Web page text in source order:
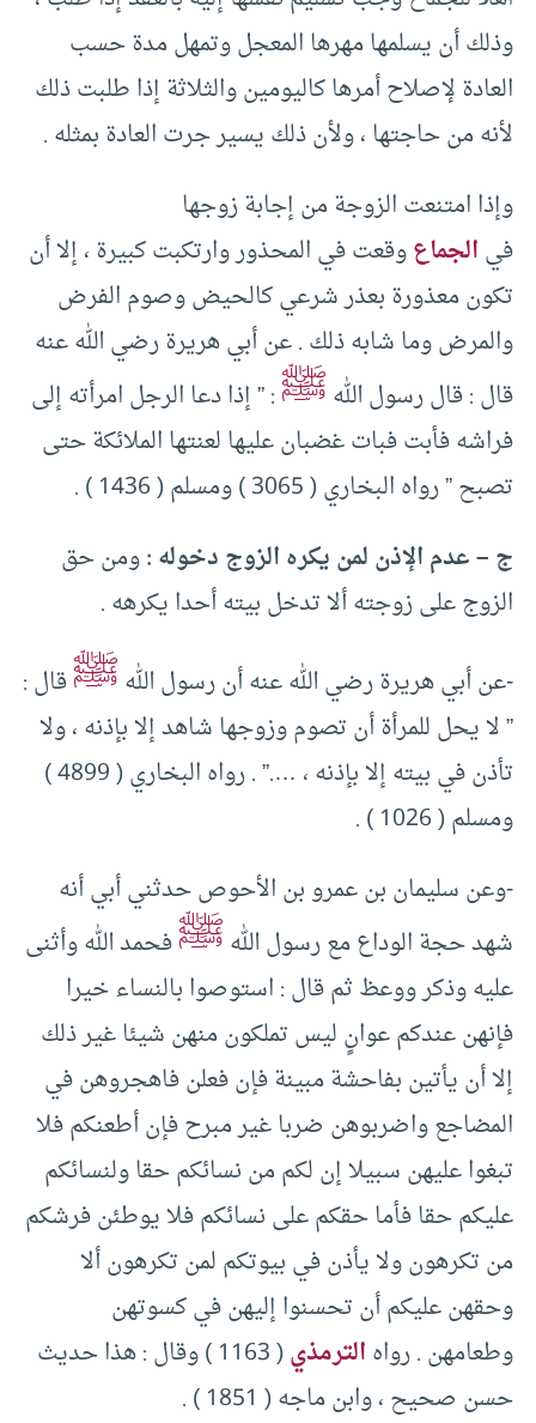
وذلك أن يسلمها مهرها المعجل وتمهل مدة حسب
العادة لإصلاح أمرها كاليومين والثلاثة إذا طلبت ذلك
لأنه من حاجتها ، ولأن ذلك يسير جرت العادة بمثله .
وإذا امتنعت الزوجة من إجابة زوجها
فيالجماعوقعت في المحذور وارتكبت كبيرة ، إلا أن
تكون معذورة بعذر شرعي كالحيض وصوم الفرض
والمرض وما شابه ذلك . عن أبي هريرة رضي الله عنه
قال : قال رسول اللهﷺ: ” إذا دعا الرجل امرأته إلى
فراشه فأبت فبات غضبان عليها لعنتها الملائكة حتى
تصبح ” رواه البخاري ( 3065 ) ومسلم ( 1436 ) .
ج – عدم الإذن لمن يكره الزوج دخوله :ومن حق
الزوج على زوجته ألا تدخل بيته أحدا يكرهه .
-عن أبي هريرة رضي الله عنه أن رسول اللهﷺقال :
” لا يحل للمرأة أن تصوم وزوجها شاهد إلا بإذنه ، ولا
تأذن في بيته إلا بإذنه ، ….” . رواه البخاري ( 4899 )
ومسلم ( 1026 ) .
-وعن سليمان بن عمرو بن الأحوص حدثني أبي أنه
شهد حجة الوداع مع رسول اللهﷺفحمد الله وأثنى
عليه وذكر ووعظ ثم قال : استوصوا بالنساء خيرا
فإنهن عندكم عوانٍ ليس تملكون منهن شيئا غير ذلك
إلا أن يأتين بفاحشة مبينة فإن فعلن فاهجروهن في
المضاجع واضربوهن ضربا غير مبرح فإن أطعنكم فلا
تبغوا عليهن سبيلا إن لكم من نسائكم حقا ولنسائكم
عليكم حقا فأما حقكم على نسائكم فلا يوطئن فرشكم
من تكرهون ولا يأذن في بيوتكم لمن تكرهون ألا
وحقهن عليكم أن تحسنوا إليهن في كسوتهن
وطعامهن . رواهالترمذي
( 1163 ) وقال : هذا حديث
حسن صحيح ، وابن ماجه ( 1851 ) .